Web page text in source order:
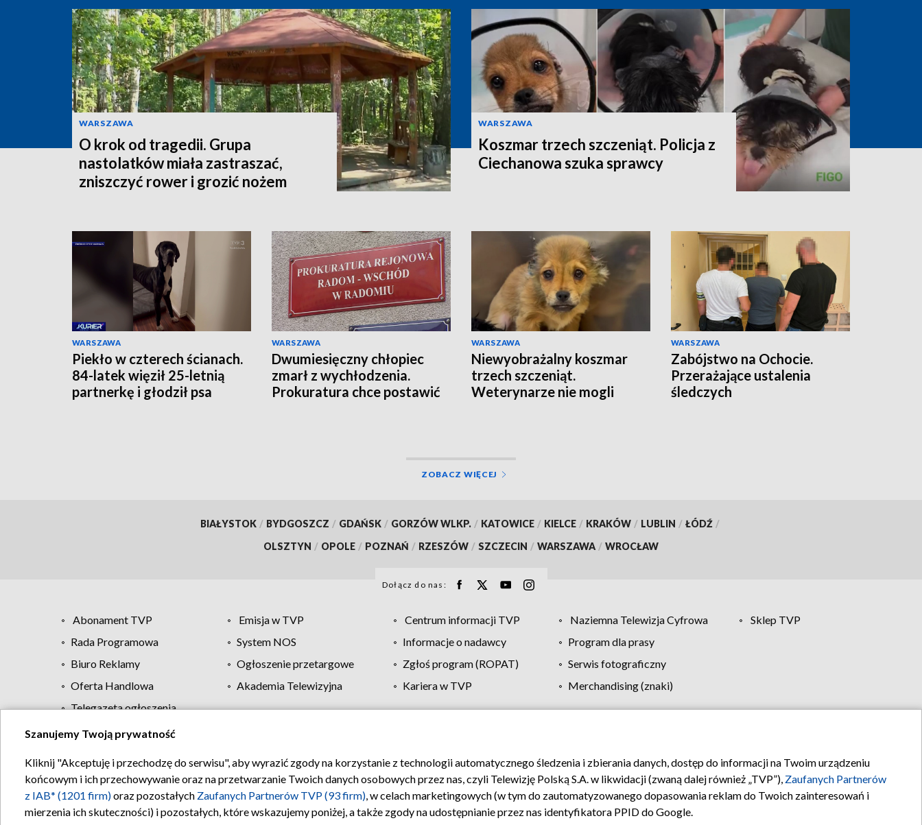
WARSZAWA
O krok od tragedii. Grupa
nastolatków miała zastraszać,
zniszczyć rower i grozić nożem
WARSZAWA
Koszmar trzech szczeniąt. Policja z
Ciechanowa szuka sprawcy
WARSZAWA
Piekło w czterech ścianach.
84-latek więził 25-letnią
partnerkę i głodził psa
WARSZAWA
Dwumiesięczny chłopiec
zmarł z wychłodzenia.
Prokuratura chce postawić
WARSZAWA
Niewyobrażalny koszmar
trzech szczeniąt.
Weterynarze nie mogli
WARSZAWA
Zabójstwo na Ochocie.
Przerażające ustalenia
śledczych
ZOBACZ WIĘCEJ
BIAŁYSTOK / BYDGOSZCZ / GDAŃSK / GORZÓW WLKP. / KATOWICE / KIELCE / KRAKÓW / LUBLIN / ŁÓDŹ /
OLSZTYN / OPOLE / POZNAŃ / RZESZÓW / SZCZECIN / WARSZAWA / WROCŁAW
Dołącz do nas:
Abonament TVP Emisja w TVP Centrum informacji TVP Naziemna Telewizja Cyfrowa
Sklep TVP
Rada Programowa
System NOS Informacje o nadawcy
Program dla prasy
Biuro Reklamy
Ogłoszenie przetargowe Zgłoś program (ROPAT)
Serwis fotograficzny
Oferta Handlowa
Akademia Telewizyjna Kariera w TVP
Merchandising (znaki)
Telegazeta ogłoszenia
Regulamin TVP Polityka prywatności Moje zgody Pomoc Biuro reklamy Kontakt
Szanujemy Twoją prywatność
Kliknij "Akceptuję i przechodzę do serwisu", aby wyrazić zgody na korzystanie z technologii automatycznego śledzenia i zbierania danych, dostęp do informacji na Twoim urządzeniu
końcowym i ich przechowywanie oraz na przetwarzanie Twoich danych osobowych przez nas, czyli Telewizję Polską S.A. w likwidacji (zwaną dalej również „TVP”), Zaufanych Partnerów
z IAB* (1201 firm)oraz pozostałych Zaufanych Partnerów TVP (93 firm), w celach marketingowych (w tym do zautomatyzowanego dopasowania reklam do Twoich zainteresowań i
mierzenia ich skuteczności) i pozostałych, które wskazujemy poniżej, a także zgody na udostępnianie przez nas identyfikatora PPID do Google.